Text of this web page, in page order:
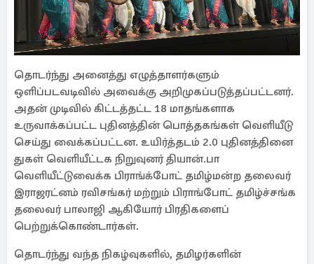
தொடர்ந்து அனைத்து எழுத்தாளர்களும்
ஒளிப்படவடிவில் அவைக்கு அறிமுகப்படுத்தப்பட்டனர்.
அதன் முடிவில் கிட்டத்தட்ட 18 மாதங்களாக
உருவாக்கப்பட்ட புதினத்தின் பொத்தகங்கள் வெளியீடு
செய்து வைக்கப்பட்டன. உயிர்த்தடம் 2.0 புதினத்தினை
துகள் வெளியீட்டக நிறுவுனர் தியான்.பா
வெளியீட்டுவைக்க பிராங்க்போட் தமிழ்மன்ற தலைவர்
இராஜரட்னம் ரவிசங்கர் மற்றும் பிராங்போட் தமிழ்ச்சங்க
தலைவர் பாலாஜி ஆகியோர் பிரதிகளைப்
பெற்றுக்கொண்டார்கள்.
தொடர்ந்து வந்த நிகழ்வுகளில், தமிழர்களின்